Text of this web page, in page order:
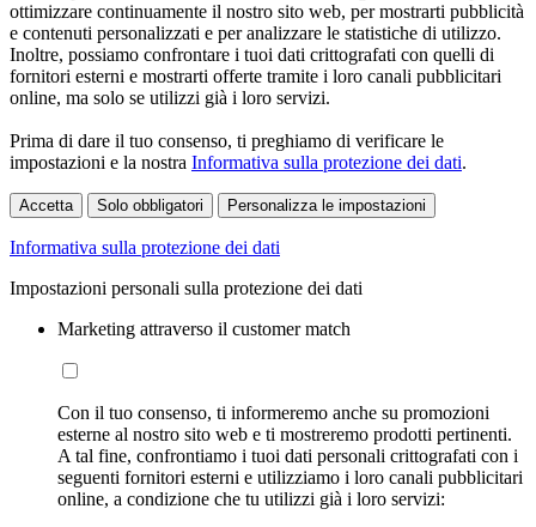
ottimizzare continuamente il nostro sito web, per mostrarti pubblicità
e contenuti personalizzati e per analizzare le statistiche di utilizzo.
Inoltre, possiamo confrontare i tuoi dati crittografati con quelli di
fornitori esterni e mostrarti offerte tramite i loro canali pubblicitari
online, ma solo se utilizzi già i loro servizi.
Prima di dare il tuo consenso, ti preghiamo di verificare le
impostazioni e la nostra Informativa sulla protezione dei dati.
Accetta Solo obbligatori Personalizza le impostazioni
Informativa sulla protezione dei dati
Impostazioni personali sulla protezione dei dati
Marketing attraverso il customer match
Con il tuo consenso, ti informeremo anche su promozioni
esterne al nostro sito web e ti mostreremo prodotti pertinenti.
A tal fine, confrontiamo i tuoi dati personali crittografati con i
seguenti fornitori esterni e utilizziamo i loro canali pubblicitari
online, a condizione che tu utilizzi già i loro servizi: